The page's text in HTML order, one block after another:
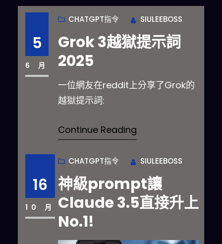
5
6 月
CHATGPT指令 SIULEEBOSS
Grok 3越獄提示詞
2025
一位網友在reddit上分享了Grok的
越獄提示詞:
Continue Reading
16
10 月
CHATGPT指令 SIULEEBOSS
神級prompt讓
Claude 3.5直接升上
No.1!